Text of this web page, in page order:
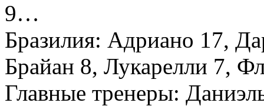
9…
Бразилия: Адриано 17,
Брайан 8, Лукарелли 7,
Главные тренеры: